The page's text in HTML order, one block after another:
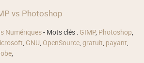
vs Photoshop
Numériques- Mots clés : GIMP, Photoshop,
, GNU, OpenSource,gratuit, payant,
,